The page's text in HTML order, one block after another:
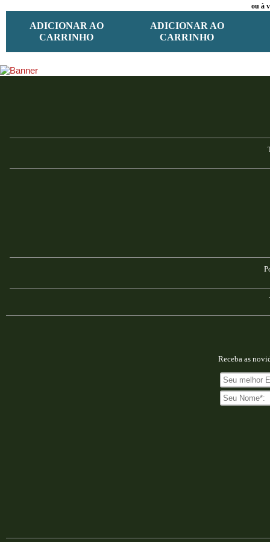
ADICIONAR AO
CARRINHO
ADICIONAR AO
CARRINHO
ou à
Receba as